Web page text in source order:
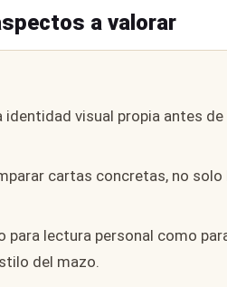
a valorar
identidad visual propia antes de
cartas concretas, no solo
para lectura personal como
del mazo.